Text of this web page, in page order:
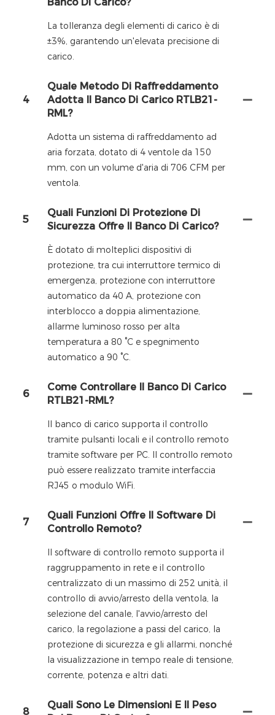
Banco Di Carico?
La tolleranza degli elementi di carico è di
±3%, garantendo un'elevata precisione di
carico.
4
Quale Metodo Di Raffreddamento
Adotta Il Banco Di Carico RTLB21-
RML?
Adotta un sistema di raffreddamento ad
aria forzata, dotato di 4 ventole da 150
mm, con un volume d'aria di 706 CFM per
ventola.
5
Quali Funzioni Di Protezione Di
Sicurezza Offre Il Banco Di Carico?
È dotato di molteplici dispositivi di
protezione, tra cui interruttore termico di
emergenza, protezione con interruttore
automatico da 40 A, protezione con
interblocco a doppia alimentazione,
allarme luminoso rosso per alta
temperatura a 80 °C e spegnimento
automatico a 90 °C.
6
Come Controllare Il Banco Di Carico
RTLB21-RML?
Il banco di carico supporta il controllo
tramite pulsanti locali e il controllo remoto
tramite software per PC. Il controllo remoto
può essere realizzato tramite interfaccia
RJ45 o modulo WiFi.
7
Quali Funzioni Offre Il Software Di
Controllo Remoto?
Il software di controllo remoto supporta il
raggruppamento in rete e il controllo
centralizzato di un massimo di 252 unità, il
controllo di avvio/arresto della ventola, la
selezione del canale, l'avvio/arresto del
carico, la regolazione a passi del carico, la
protezione di sicurezza e gli allarmi, nonché
la visualizzazione in tempo reale di tensione,
corrente, potenza e altri dati.
8
Quali Sono Le Dimensioni E Il Peso